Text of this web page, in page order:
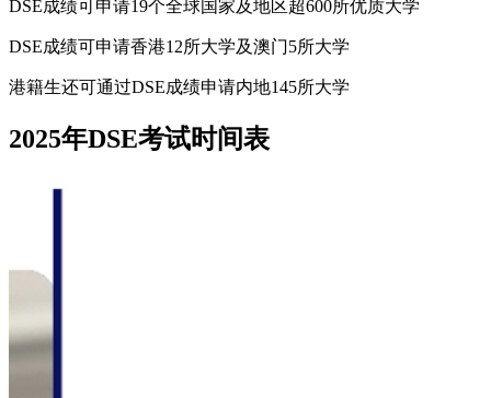
DSE成绩可申请19个全球国家及地区超600所优质大学
DSE成绩可申请香港12所大学及澳门5所大学
港籍生还可通过DSE成绩申请内地145所大学
2025年DSE考试时间表